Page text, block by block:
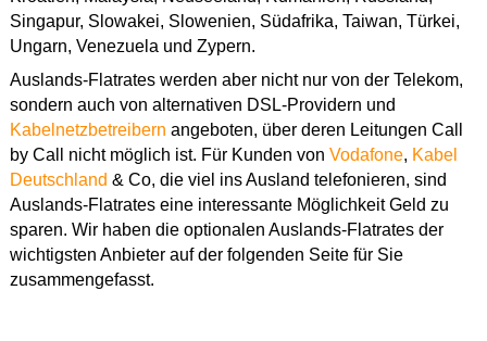
Singapur, Slowakei, Slowenien, Südafrika, Taiwan, Türkei,
Ungarn, Venezuela und Zypern.
Auslands-Flatrates werden aber nicht nur von der Telekom,
sondern auch von alternativen DSL-Providern und
Kabelnetzbetreibern angeboten, über deren Leitungen Call
by Call nicht möglich ist. Für Kunden von Vodafone, Kabel
Deutschland & Co, die viel ins Ausland telefonieren, sind
Auslands-Flatrates eine interessante Möglichkeit Geld zu
sparen. Wir haben die optionalen Auslands-Flatrates der
wichtigsten Anbieter auf der folgenden Seite für Sie
zusammengefasst.